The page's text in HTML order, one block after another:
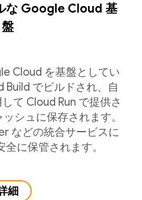
な Google Cloud 基
盤
Cloud を基盤としてい
Build でビルドされ、自
て Cloud Run で提供さ
シュに保存されます。
などの統合サービスに
全に保管されます。
細